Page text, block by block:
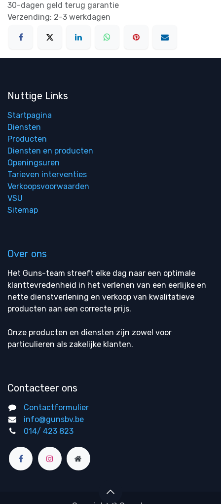
30-dagen geld terug garantie
Verzending: 2-3 werkdagen
Nuttige Links
Startpagina
Diensten
Producten
Diensten en producten
Openingsuren
Tarieven interventies
Verkoopsvoorwaarden
VSU
Sitemap
Over ons
Het Guns-team streeft elke dag naar een optimale
klanttevredenheid in het verlenen van een eerlijke en
nette dienstverlening en verkoop van kwalitatieve
producten aan een correcte prijs.
Onze producten en diensten zijn zowel voor
particulieren als zakelijke klanten.
Contacteer ons
Contactformulier
info@gunsbv.be
014/ 423 823